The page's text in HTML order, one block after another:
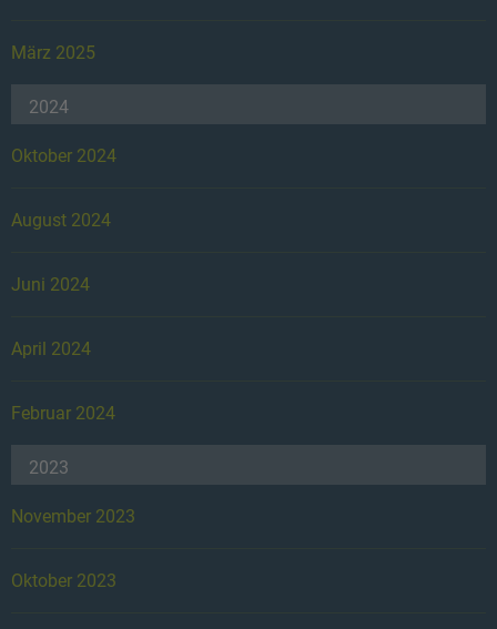
März 2025
2024
Oktober 2024
August 2024
Juni 2024
April 2024
Februar 2024
2023
November 2023
Oktober 2023